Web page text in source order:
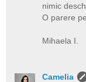
nimic
O parere
Mihaela I.
Camelia